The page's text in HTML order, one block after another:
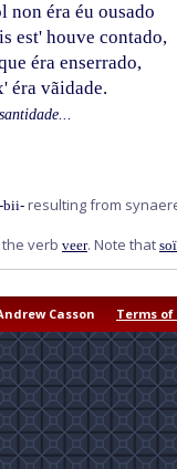
non éra éu ousado
est' houve contado,
éra enserrado,
éra vãidade.
-bii- resulting from
verb veer. Note that
Casson Terms of